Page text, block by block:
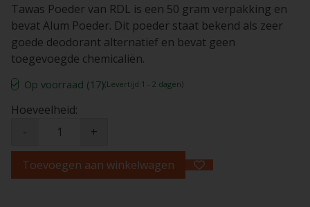
Tawas Poeder van RDL is een 50 gram verpakking en
bevat Alum Poeder. Dit poeder staat bekend als zeer
goede deodorant alternatief en bevat geen
toegevoegde chemicaliën.
Op voorraad (17)(Levertijd:1 - 2 dagen)
Hoeveelheid:
-
+
Toevoegen aan winkelwagen